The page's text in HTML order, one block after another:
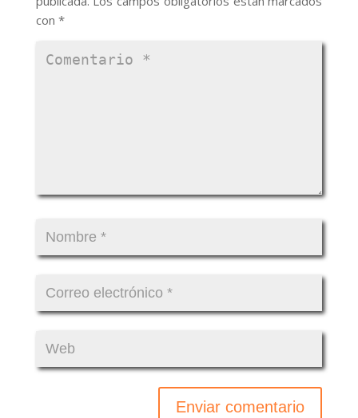
con *